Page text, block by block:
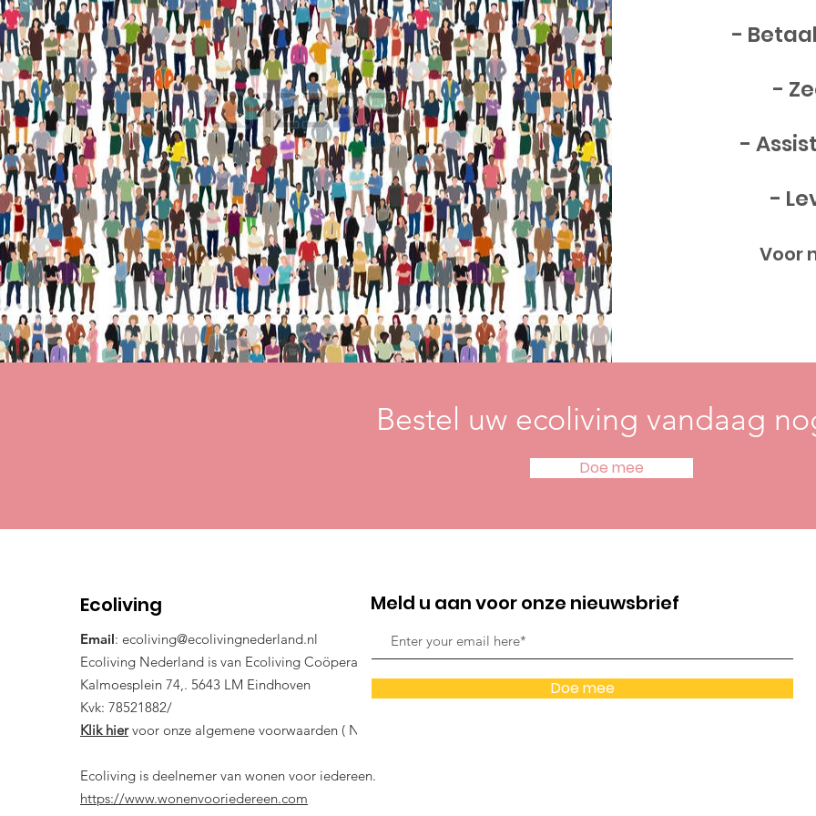
-
-
-
-
Voor
Bestel uw ecoliving vandaag
Doe mee
Ecoliving
Email: ecoliving@ecolivingnederland.nl
Ecoliving Nederland is van Ecoliving Coöperatie.
Kalmoesplein 74,. 5643 LM Eindhoven
Kvk: 78521882/
Klik hiervoor onze algemene voorwaarden ( NL)
Ecoliving is deelnemer van wonen voor iedereen.
https://www.wonenvooriedereen.com
Meld u aan voor onze nieuwsbrief
Doe mee